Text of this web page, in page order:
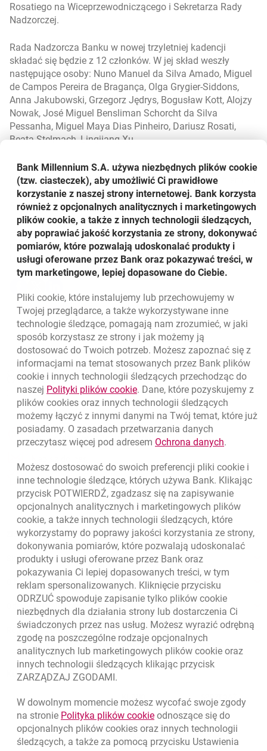
Rosatiego na Wiceprzewodniczącego i Sekretarza Rady
Nadzorczej.
Rada Nadzorcza Banku w nowej trzyletniej kadencji
składać się będzie z 12 członków. W jej skład weszły
następujące osoby: Nuno Manuel da Silva Amado, Miguel
de Campos Pereira de Bragança, Olga Grygier-Siddons,
Anna Jakubowski, Grzegorz Jędrys, Bogusław Kott, Alojzy
Nowak, José Miguel Bensliman Schorcht da Silva
Pessanha, Miguel Maya Dias Pinheiro, Dariusz Rosati,
Beata Stelmach, Lingjiang Xu.
Rada Nadzorcza ustaliła, że Zarząd Banku Millennium
będzie liczył 7 osób. Rada Nadzorcza powołała z dniem 24
marca 2021 r.: Joao Bras Jorge na Prezesa Zarządu,
Fernando Bicho na Wiceprezesa Zarządu oraz Wojciecha
Haase, Andrzeja Glińskiego, Wojciecha Rybaka, Antonio
Pinto Junior i Jarosława Hermanna na Członków Zarządu
na trzyletnią kadencję.
Udostępnij
otwiera się w nowej karcie
otwiera się w nowej karcie
otwiera się w nowej karcie
Powrót do listy
Nawigacja dolna
Zadzwoń do nas
801 331 331
(+48) 22 598 40 40
Migam
Znajdź placówkę lub bankomat otwiera się w nowej karcie
Oceń nas otwiera się w nowej karcie
Złóż wniosek przez internet
Skontaktuj się ze Specjalistą
O banku
Kursy wymiany walut
Kursy wymiany walut. Data aktualizacji: 6.08.2026, 12:54:32
KUPNO SPRZEDAŻ
EUR 4.1358 4.4581
USD 3.8639
Odpowiedzialny biznes
Regulacje zewnętrzne
Bank Millennium S.A. używa niezbędnych plików cookie
(tzw. ciasteczek), aby umożliwić Ci prawidłowe
korzystanie z naszej strony internetowej. Bank korzysta
również z opcjonalnych analitycznych i marketingowych
plików cookie, a także z innych technologii śledzących,
aby poprawiać jakość korzystania ze strony, dokonywać
pomiarów, które pozwalają udoskonalać produkty i
usługi oferowane przez Bank oraz pokazywać treści, w
tym marketingowe, lepiej dopasowane do Ciebie.
Pliki cookie, które instalujemy lub przechowujemy w
Twojej przeglądarce, a także wykorzystywane inne
technologie śledzące, pomagają nam zrozumieć, w jaki
sposób korzystasz ze strony i jak możemy ją
dostosować do Twoich potrzeb. Możesz zapoznać się z
informacjami na temat stosowanych przez Bank plików
cookie i innych technologii śledzących przechodząc do
naszej Polityki plików cookielink otwiera się w nowym oknie
. Dane, które pozyskujemy z
plików cookies oraz innych technologii śledzących
możemy łączyć z innymi danymi na Twój temat, które już
posiadamy. O zasadach przetwarzania danych
przeczytasz więcej pod adresem Ochrona danychlink
.
Możesz dostosować do swoich preferencji pliki cookie i
inne technologie śledzące, których używa Bank. Klikając
przycisk POTWIERDŹ, zgadzasz się na zapisywanie
opcjonalnych analitycznych i marketingowych plików
cookie, a także innych technologii śledzących, które
wykorzystamy do poprawy jakości korzystania ze strony,
dokonywania pomiarów, które pozwalają udoskonalać
produkty i usługi oferowane przez Bank oraz
pokazywania Ci lepiej dopasowanych treści, w tym
reklam spersonalizowanych. Kliknięcie przycisku
ODRZUĆ spowoduje zapisanie tylko plików cookie
niezbędnych dla działania strony lub dostarczenia Ci
świadczonych przez nas usług. Możesz wyrazić odrębną
zgodę na poszczególne rodzaje opcjonalnych
analitycznych lub marketingowych plików cookie oraz
innych technologii śledzących klikając przycisk
ZARZĄDZAJ ZGODAMI.
W dowolnym momencie możesz wycofać swoje zgody
na stronie Polityka plików cookielink otwiera się w nowym
odnoszące się do
opcjonalnych plików cookies oraz innych technologii
śledzących, a także za pomocą przycisku Ustawienia